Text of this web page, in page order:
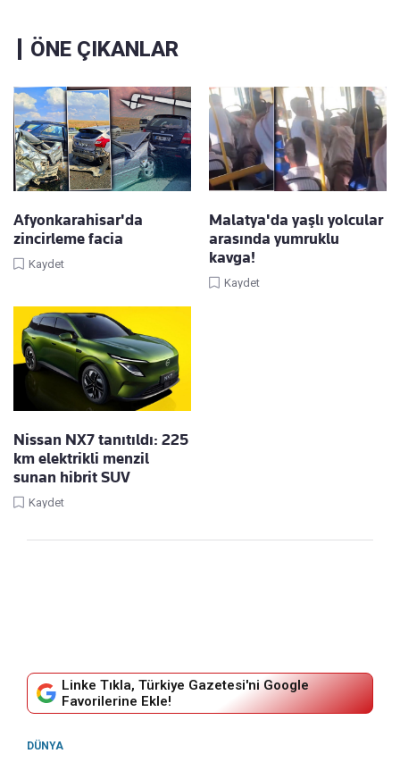
ÖNE ÇIKANLAR
Afyonkarahisar'da
zincirleme facia
Kaydet
Malatya'da yaşlı yolcular
arasında yumruklu
kavga!
Kaydet
Nissan NX7 tanıtıldı: 225
km elektrikli menzil
sunan hibrit SUV
Kaydet
Linke Tıkla, Türkiye Gazetesi'ni Google
Favorilerine Ekle!
DÜNYA